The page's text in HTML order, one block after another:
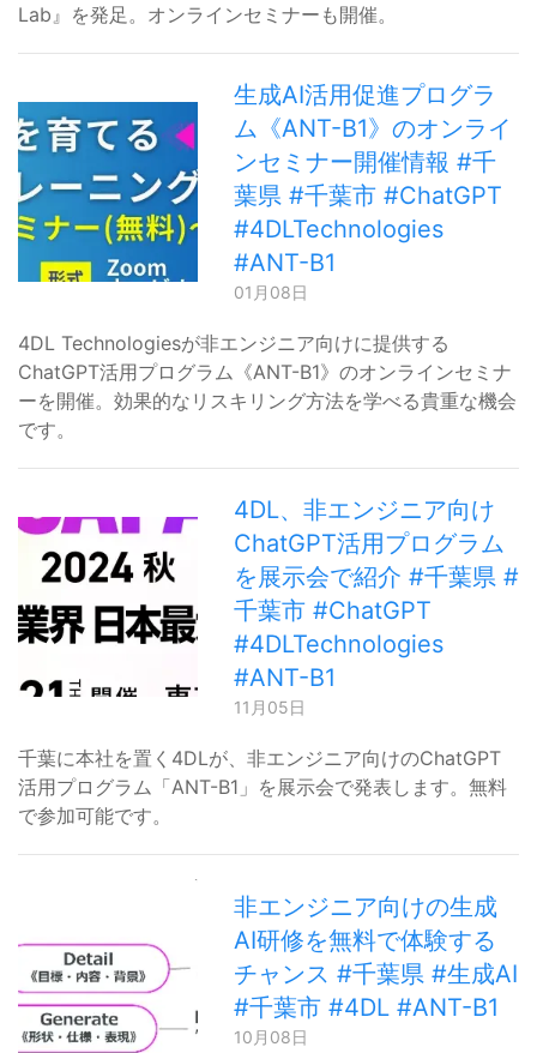
Lab』を発足。オンラインセミナーも開催。
生成AI活用促進プログラ
ム《ANT-B1》のオンライ
ンセミナー開催情報 #千
葉県 #千葉市 #ChatGPT
#4DLTechnologies
#ANT-B1
01月08日
4DL Technologiesが非エンジニア向けに提供する
ChatGPT活用プログラム《ANT-B1》のオンラインセミナ
ーを開催。効果的なリスキリング方法を学べる貴重な機会
です。
4DL、非エンジニア向け
ChatGPT活用プログラム
を展示会で紹介 #千葉県 #
千葉市 #ChatGPT
#4DLTechnologies
#ANT-B1
11月05日
千葉に本社を置く4DLが、非エンジニア向けのChatGPT
活用プログラム「ANT-B1」を展示会で発表します。無料
で参加可能です。
非エンジニア向けの生成
AI研修を無料で体験する
チャンス #千葉県 #生成AI
#千葉市 #4DL #ANT-B1
10月08日